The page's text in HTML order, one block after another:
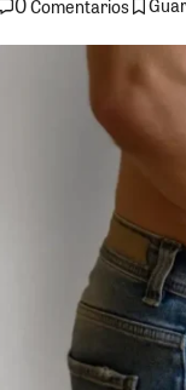
0Comentarios